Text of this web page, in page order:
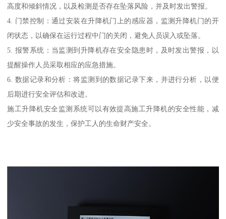
高度和倾斜情况，以及检测是否存在坠落风险，并及时发出警报。
4. 门禁控制：通过安装在升降机门上的感应器，监测升降机门的开
闭状态，以确保在运行过程中门的关闭，避免人员误入或坠落。
5. 报警系统：当监测到升降机存在安全隐患时，及时发出警报，以
提醒操作人员采取相应的应急措施。
6. 数据记录和分析：将监测到的数据记录下来，并进行分析，以便
后期进行安全评估和改进。
施工升降机安全监测系统可以有效提高施工升降机的安全性能，减
少安全事故的发生，保护工人的生命财产安全。